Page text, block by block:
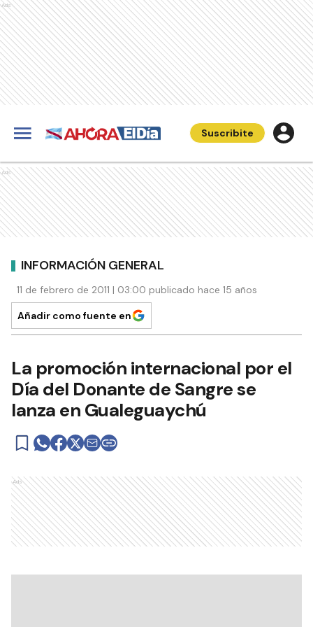
Ads
Suscribite
Ads
INFORMACIÓN GENERAL
11 de febrero de 2011 | 03:00 publicado hace 15 años
Añadir como fuente en
La promoción internacional por el
Día del Donante de Sangre se
lanza en Gualeguaychú
Ads